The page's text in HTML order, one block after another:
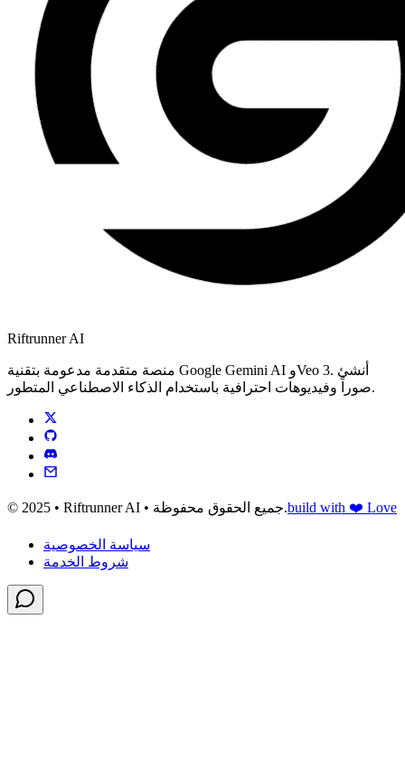
Riftrunner AI
منصة متقدمة مدعومة بتقنية Google Gemini AI وVeo 3. أنشئ
صوراً وفيديوهات احترافية باستخدام الذكاء الاصطناعي المتطور.
© 2025 • Riftrunner AI • جميع الحقوق محفوظة.build with ❤️ Love
سياسة الخصوصية
شروط الخدمة